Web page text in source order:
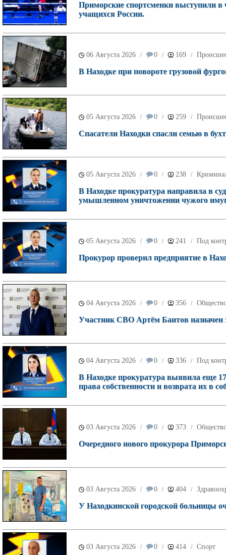
Приморские спортсменки выступили в
учащихся России.
06 Августа 2026 / 0 / 169 /
В Находке при повороте грузовой
05 Августа 2026 / 0 / 259 /
Спасатели Находки спасли семью в
05 Августа 2026 / 0 / 238 /
В Находке прокуратура направила в
умышленном уничтожении чужого
05 Августа 2026 / 0 / 241 / Под
Прокурор проверил предприятие в
04 Августа 2026 / 0 / 356 /
Участник СВО Артём Баитов назначен
04 Августа 2026 / 0 / 336 / Под
В Находке прокуратура выявила еще
права собственности и возврата их в
03 Августа 2026 / 0 / 373 /
Очередного нового прокурора
03 Августа 2026 / 0 / 404 /
У Находкинской городской больницы
03 Августа 2026 / 0 / 414 / Спорт